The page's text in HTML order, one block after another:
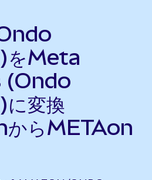
をMeta
変換
からMETAon